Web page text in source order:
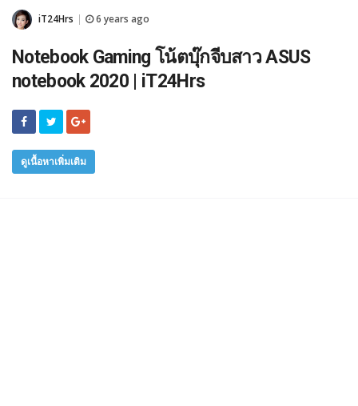
iT24Hrs 6 years ago
Notebook Gaming โน้ตบุ๊กจีบสาว ASUS
notebook 2020 | iT24Hrs
ดูเนื้อหาเพิ่มเติม